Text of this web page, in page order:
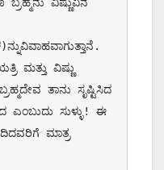
ಮತ್ತು ವಿಷ್ಣು
ತಾನು ಸೃಷ್ಟಿಸಿದ
ಎಂಬುದು ಸುಳ್ಳು! ಈ
ಮಾತ್ರ